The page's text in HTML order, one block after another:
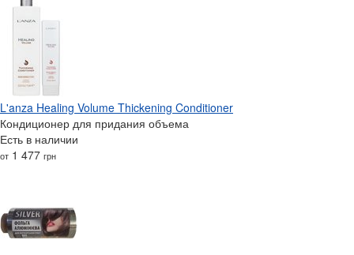
L'anza Healing Volume Thickening Conditioner
Кондиционер для придания объема
Есть в наличии
от 1 477 грн